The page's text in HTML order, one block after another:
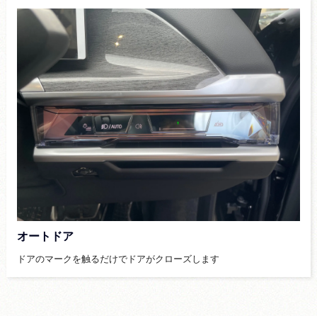
オートドア
ドアのマークを触るだけでドアがクローズします